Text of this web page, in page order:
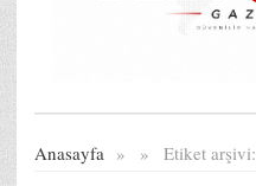
Anasayfa » Etiket arşivi:
»